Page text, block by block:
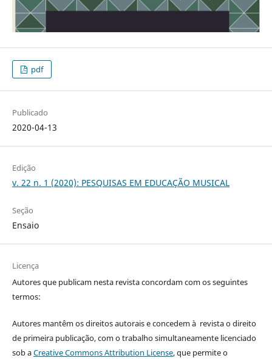
pdf
Publicado
2020-04-13
Edição
v. 22 n. 1 (2020): PESQUISAS EM EDUCAÇÃO MUSICAL
Seção
Ensaio
Licença
Autores que publicam nesta revista concordam com os seguintes
termos:
Autores mantêm os direitos autorais e concedem à revista o direito
de primeira publicação, com o trabalho simultaneamente licenciado
sob aCreative Commons Attribution License, que permite o